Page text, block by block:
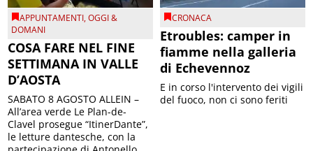
APPUNTAMENTI,OGGI &
DOMANI
COSA FARE NEL FINE
SETTIMANA IN VALLE
D’AOSTA
SABATO 8 AGOSTO ALLEIN –
All’area verde Le Plan-de-
Clavel prosegue “ItinerDante”,
le letture dantesche, con la
CRONACA
Etroubles: camper in
fiamme nella galleria
di Echevennoz
E in corso l'intervento dei vigili
del fuoco, non ci sono feriti